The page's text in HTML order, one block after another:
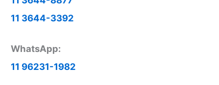
11 3644-3392
WhatsApp:
11 96231-1982